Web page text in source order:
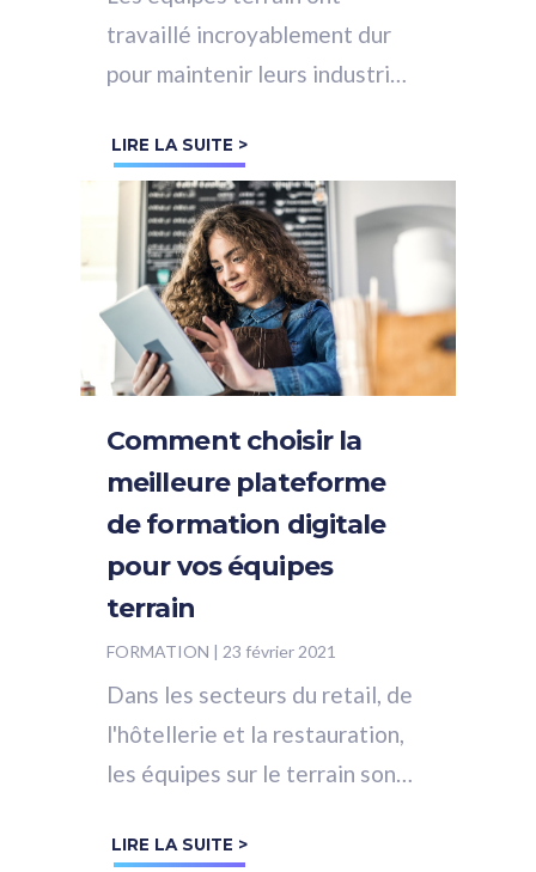
travaillé incroyablement dur
pour maintenir leurs industries
Nous devrions certainement
célébrer leurs...
LIRE LA SUITE >
Comment choisir la
meilleure plateforme
de formation digitale
pour vos équipes
terrain
FORMATION | 23 février 2021
Dans les secteurs du retail, de
l'hôtellerie et la restauration,
les équipes sur le terrain sont
marque. Ce sont elles qui sont
LIRE LA SUITE >